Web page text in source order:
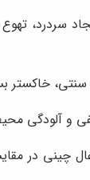
سردرد،
خاکستر
و آلودگی
چینی در